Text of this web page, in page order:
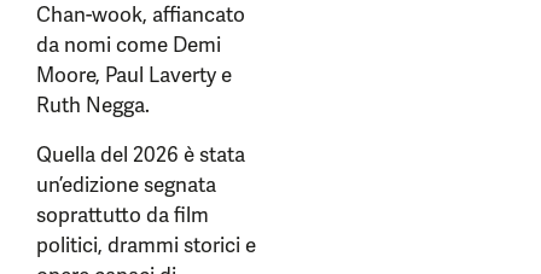
Chan-wook, affiancato
da nomi come Demi
Moore, Paul Laverty e
Ruth Negga.
Quella del 2026 è stata
un’edizione segnata
soprattutto da film
politici, drammi storici e